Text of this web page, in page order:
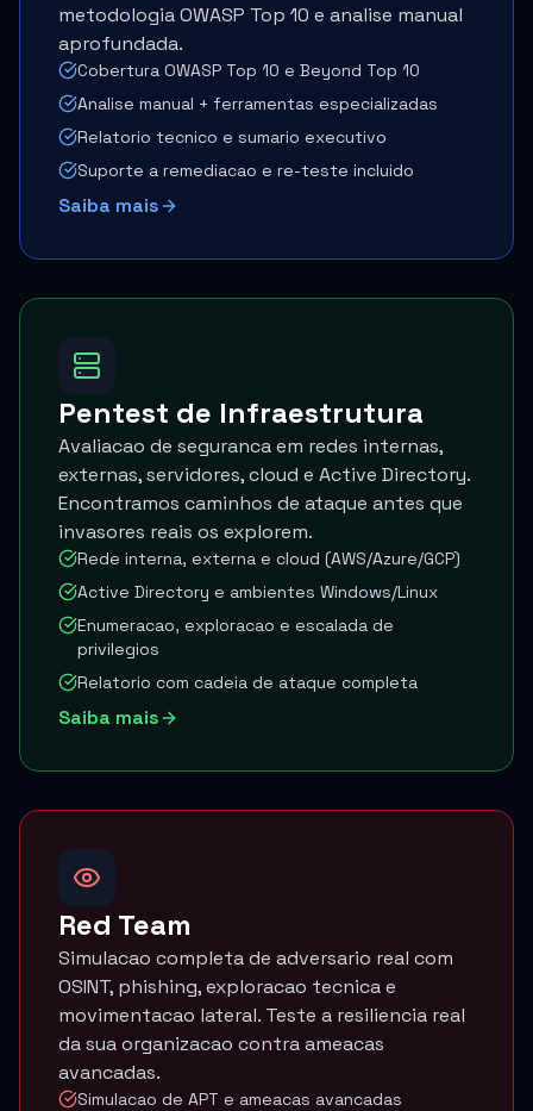
metodologia OWASP Top 10 e analise manual
aprofundada.
Cobertura OWASP Top 10 e Beyond Top 10
Analise manual + ferramentas especializadas
Relatorio tecnico e sumario executivo
Suporte a remediacao e re-teste incluido
Saiba mais
Pentest de Infraestrutura
Avaliacao de seguranca em redes internas,
externas, servidores, cloud e Active Directory.
Encontramos caminhos de ataque antes que
invasores reais os explorem.
Rede interna, externa e cloud (AWS/Azure/GCP)
Active Directory e ambientes Windows/Linux
Enumeracao, exploracao e escalada de
privilegios
Relatorio com cadeia de ataque completa
Saiba mais
Red Team
Simulacao completa de adversario real com
OSINT, phishing, exploracao tecnica e
movimentacao lateral. Teste a resiliencia real
da sua organizacao contra ameacas
avancadas.
Simulacao de APT e ameacas avancadas